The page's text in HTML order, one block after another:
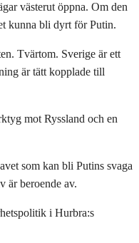
västerut öppna. Om den
kunna bli dyrt för Putin.
Tvärtom. Sverige är ett
är tätt kopplade till
mot Ryssland och en
som kan bli Putins svaga
är beroende av.
i Hurbra:s